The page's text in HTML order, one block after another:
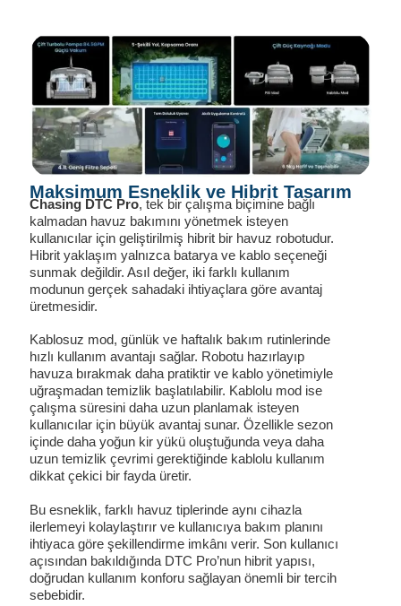
Maksimum Esneklik ve Hibrit Tasarım
Chasing DTC Pro, tek bir çalışma biçimine bağlı
kalmadan havuz bakımını yönetmek isteyen
kullanıcılar için geliştirilmiş hibrit bir havuz robotudur.
Hibrit yaklaşım yalnızca batarya ve kablo seçeneği
sunmak değildir. Asıl değer, iki farklı kullanım
modunun gerçek sahadaki ihtiyaçlara göre avantaj
üretmesidir.
Kablosuz mod, günlük ve haftalık bakım rutinlerinde
hızlı kullanım avantajı sağlar. Robotu hazırlayıp
havuza bırakmak daha pratiktir ve kablo yönetimiyle
uğraşmadan temizlik başlatılabilir. Kablolu mod ise
çalışma süresini daha uzun planlamak isteyen
kullanıcılar için büyük avantaj sunar. Özellikle sezon
içinde daha yoğun kir yükü oluştuğunda veya daha
uzun temizlik çevrimi gerektiğinde kablolu kullanım
dikkat çekici bir fayda üretir.
Bu esneklik, farklı havuz tiplerinde aynı cihazla
ilerlemeyi kolaylaştırır ve kullanıcıya bakım planını
ihtiyaca göre şekillendirme imkânı verir. Son kullanıcı
açısından bakıldığında DTC Pro’nun hibrit yapısı,
doğrudan kullanım konforu sağlayan önemli bir tercih
sebebidir.